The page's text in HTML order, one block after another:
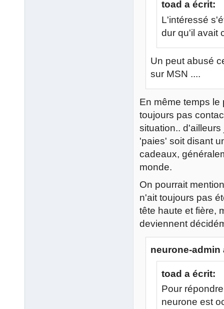
toad a écrit:
L'intéressé
dur qu'il avait
Un peut abusé
sur MSN ....
En même temps le
toujours pas
situation..
'paies' soit disant
cadeaux,
monde.
On pourrait
n'ait toujours pas
tête haute et fière,
deviennent
neurone-admin
toad a écrit:
Pour
neurone est